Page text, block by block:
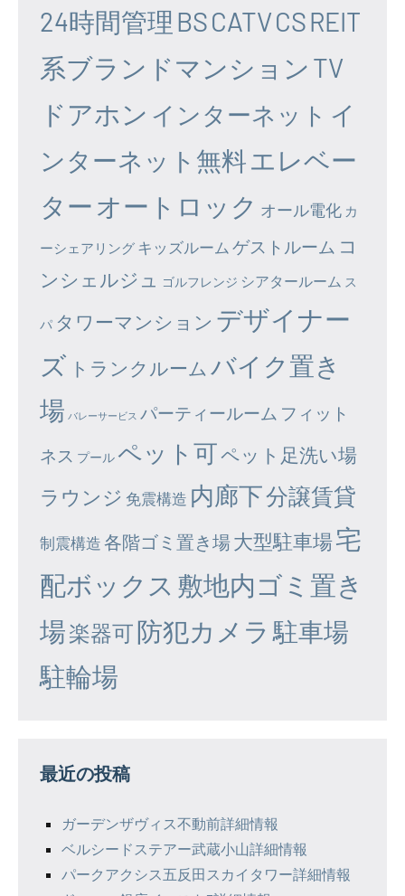
24時間管理 BSCATVCSREIT
系ブランドマンション TV
ドアホン インターネット イ
ンターネット無料エレベー
ター オートロック オール電化 カ
ーシェアリング キッズルーム ゲストルーム コ
ンシェルジュ
ゴルフレンジ シアタールーム ス
パ タワーマンション デザイナー
ズ トランクルーム バイク置き
場 バレーサービス パーティールーム フィット
ネス プール ペット可ペット足洗い場
ラウンジ 免震構造 内廊下分譲賃貸
制震構造 各階ゴミ置き場大型駐車場宅
配ボックス 敷地内ゴミ置き
場楽器可防犯カメラ 駐車場
駐輪場
最近の投稿
ガーデンザヴィス不動前詳細情報
ベルシードステアー武蔵小山詳細情報
パークアクシス五反田スカイタワー詳細情報